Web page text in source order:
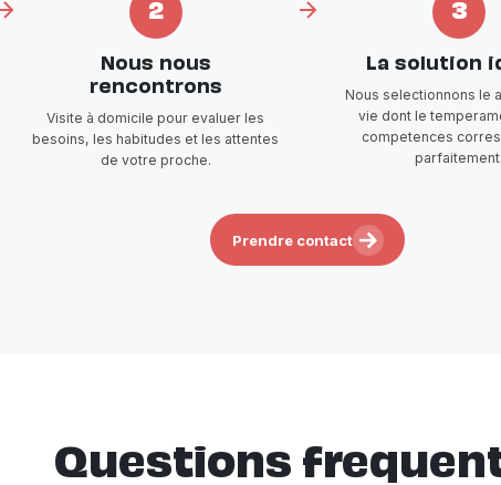
2
Nous nous
rencontrons
Visite à domicile pour evaluer les
besoins, les habitudes et les attentes
de votre proche.
3
La solution
Nous selectionnons le
vie dont le
competences
parfaitement.
Prendre contact
Questions